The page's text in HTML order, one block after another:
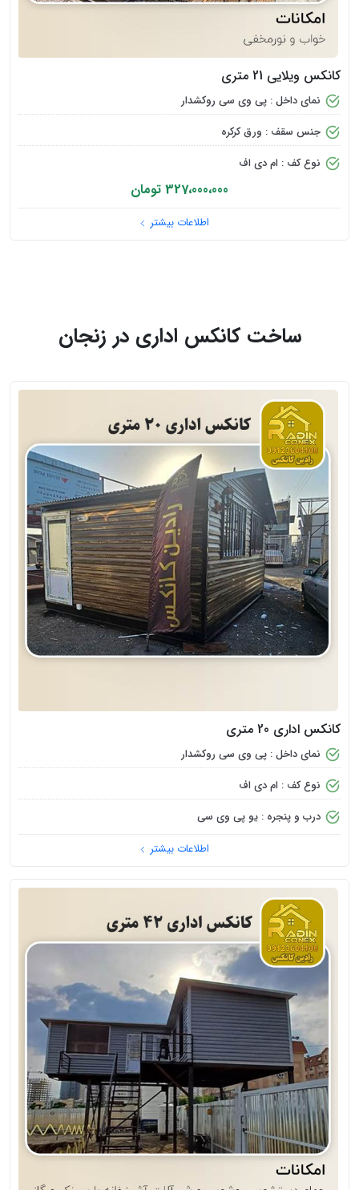
کانکس ویلایی 21 متری
نمای داخل : پی وی سی روکشدار
جنس سقف : ورق کرکره
نوع کف : ام دی اف
327،000،000 تومان
اطلاعات بیشتر
ساخت کانکس اداری در زنجان
کانکس اداری 20 متری
نمای داخل : پی وی سی روکشدار
نوع کف : ام دی اف
درب و پنجره : یو پی وی سی
اطلاعات بیشتر